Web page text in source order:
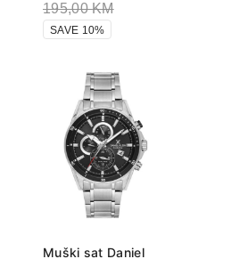
195,00KM
SAVE 10%
Muški sat Daniel